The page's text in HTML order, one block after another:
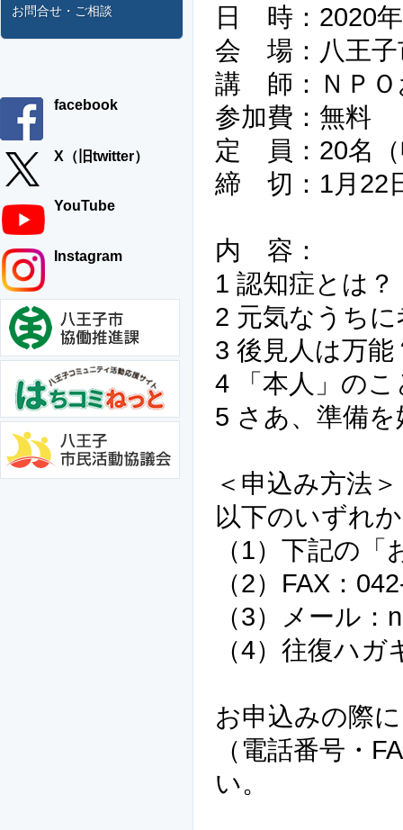
お問合せ・ご相談
facebook
X（旧twitter）
YouTube
Instagram
日 時：2020年
会 場：八王子
講 師：ＮＰＯ
参加費
定 員：20名（
締 切：1月22
内 容：
1 認知症とは？
2 元気なうち
3 後見人は万能
4 「本人」の
5 さあ、準備
＜申込み方法＞
以下のいずれ
（1）下記の
（2）FAX：
（3）メール
（4）往復ハ
お申込みの際
（電話番号・
い。